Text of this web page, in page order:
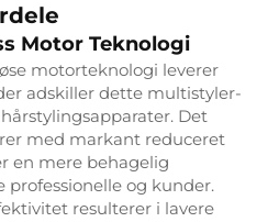
Motor Teknologi
motorteknologi leverer
adskiller dette multistyler-
Det
med markant reduceret
en mere behagelig
professionelle og kunder.
resulterer i lavere